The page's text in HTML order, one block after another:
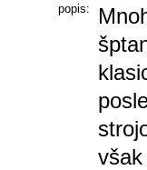
popis: